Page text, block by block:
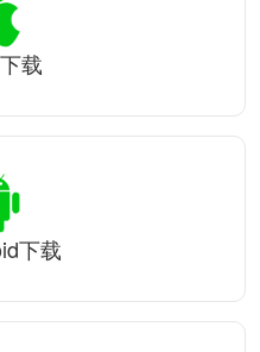
载
下载